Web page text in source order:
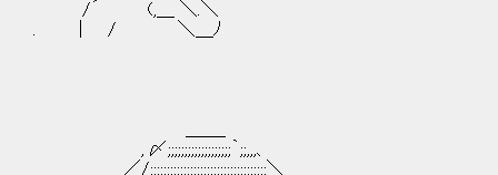
/´ (,＿ ＼.＼
. | / ＼＿ﾉ
, 〆;;;;;;;;;;;;;;;;;;;｀;;,,,、
／/;;;;;;;;;;;;;;;;;;;;;;;;;;;;;;;;;;;＼